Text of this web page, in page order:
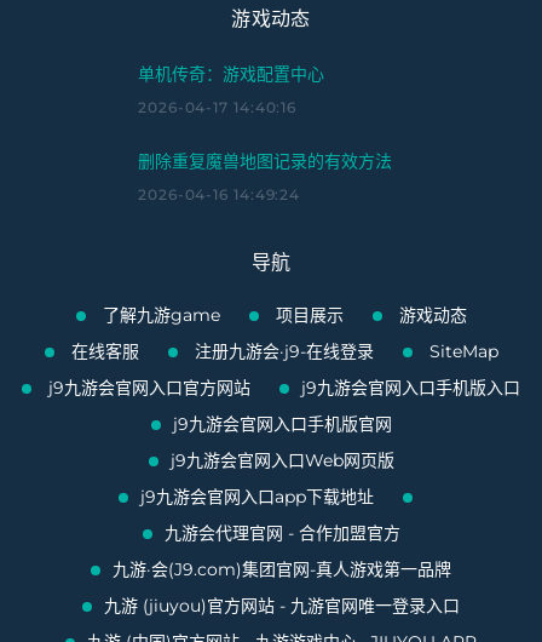
游戏动态
单机传奇：游戏配置中心
2026-04-17 14:40:16
删除重复魔兽地图记录的有效方法
2026-04-16 14:49:24
导航
了解九游game 项目展示
游戏动态
在线客服
注册九游会·j9-在线登录
SiteMap
j9九游会官网入口官方网站
j9九游会官网入口手机版入口
j9九游会官网入口手机版官网
j9九游会官网入口Web网页版
j9九游会官网入口app下载地址
九游会代理官网 - 合作加盟官方
九游·会(J9.com)集团官网-真人游戏第一品牌
九游 (jiuyou)官方网站 - 九游官网唯一登录入口